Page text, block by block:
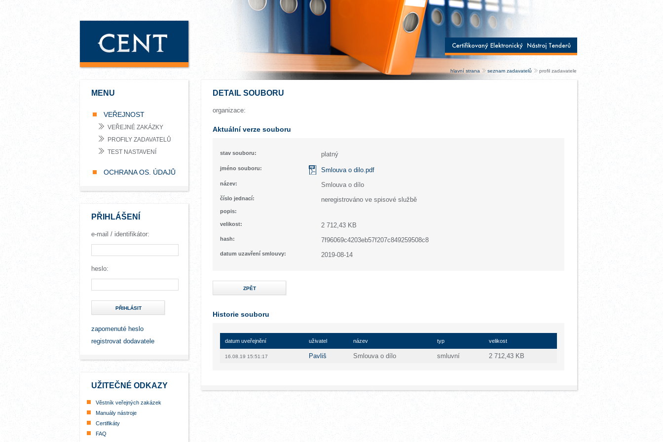
MENU
VEŘEJNOST
VEŘEJNÉ ZAKÁZKY
PROFILY ZADAVATELŮ
TEST NASTAVENÍ
OCHRANA OS. ÚDAJŮ
PŘIHLÁŠENÍ
e-mail / identifikátor:
heslo:
PŘIHLÁSIT
zapomenuté heslo
registrovat dodavatele
UŽITEČNÉ ODKAZY
Věstník veřejných zakázek
Manuály nástroje
Certifikáty
FAQ
hlavní strana seznam zadavatelů profil zadavatele
DETAIL SOUBORU
organizace:
Aktuální verze souboru
stav souboru: platný
jméno souboru: Smlouva o dilo.pdf
název: Smlouva o dílo
číslo jednací: neregistrováno ve spisové službě
popis:
velikost: 2 712,43 KB
hash: 7f96069c4203eb57f207c849259508c8
datum uzavření smlouvy: 2019-08-14
ZPĚT
Historie souboru
datum uveřejnění uživatel název typ velikost
16.08.19 15:51:17 Pavliš Smlouva o dílo smluvní 2 712,43 KB